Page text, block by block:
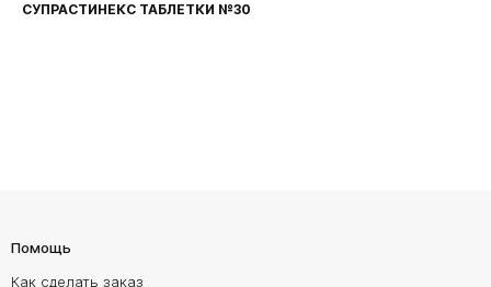
ФАРИНГОСЕПТ ТАБЛЕТКИ №20
Помощь
Как сделать заказ